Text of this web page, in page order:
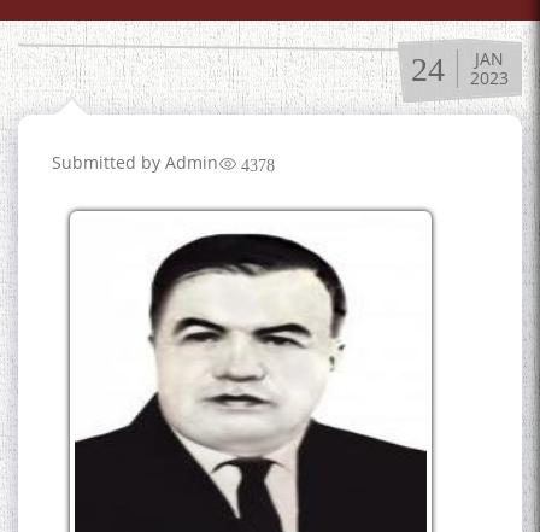
24
JAN
2023
Submitted by Admin 4378
Дар Академияи миллии
илмҳои Тоҷикистон бахшида
ба 100-солагии мунаққиду
адабиётшинос Соҳиб
Табаров ҳамоиши илмӣ-
назариявӣ баргузор гардид.